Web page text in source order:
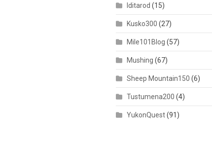
Iditarod (15)
Kusko300 (27)
Mile101Blog (57)
Mushing (67)
Sheep Mountain150 (6)
Tustumena200 (4)
YukonQuest(91)